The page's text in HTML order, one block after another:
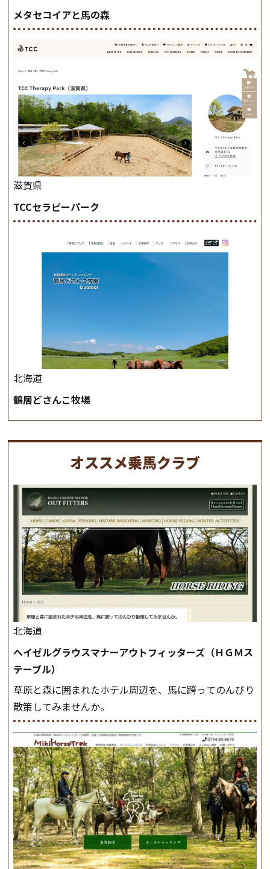
メタセコイアと馬の森
滋賀県
TCCセラピーパーク
北海道
鶴居どさんこ牧場
オススメ乗馬クラブ
北海道
ヘイゼルグラウスマナーアウトフィッターズ（ＨＧＭス
テーブル）
草原と森に囲まれたホテル周辺を、馬に跨ってのんびり
散策してみませんか。